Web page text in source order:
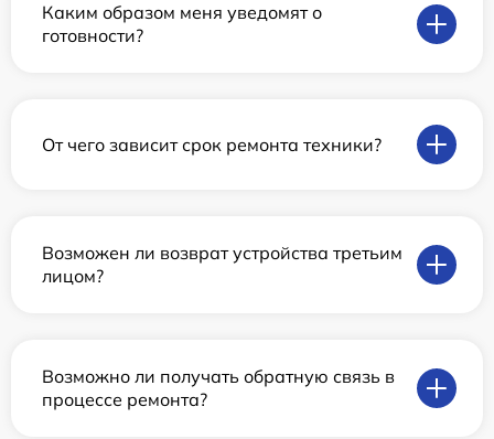
Каким образом меня уведомят о
готовности?
От чего зависит срок ремонта техники?
Возможен ли возврат устройства третьим
лицом?
Возможно ли получать обратную связь в
процессе ремонта?